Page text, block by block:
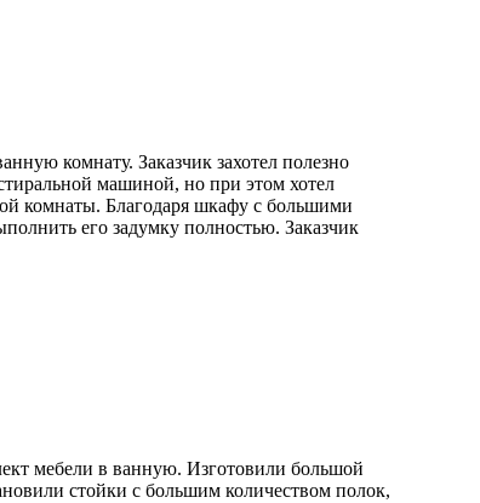
комнату. Заказчик захотел полезно
машиной, но при этом хотел
комнаты. Благодаря шкафу с большими
его задумку полностью. Заказчик
мебели в ванную. Изготовили большой
стойки с большим количеством полок,